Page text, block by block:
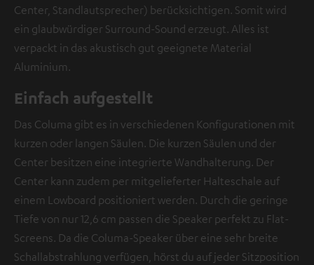
Center, Standlautsprecher) berücksichtigen. Somit wird
ein glaubwürdiger Surround-Sound erzeugt. Alles ist
verpackt in das akustisch gut geeignete Material
Aluminium.
Einfach aufgestellt
Das Columa gibt es in verschiedenen Konfigurationen mit
kurzen oder langen Säulen. Die kurzen Säulen und der
Center besitzen eine integrierte Wandhalterung. Der
Center kann zudem per mitgelieferter Halteschale auf
einem Lowboard positioniert werden. Durch die geringe
Tiefe von nur 12,6 cm passen die Speaker perfekt zu Flat-
Screens. Da die Columa-Speaker über eine sehr breite
Schallabstrahlung verfügen, hörst du auf jeder Sitzposition